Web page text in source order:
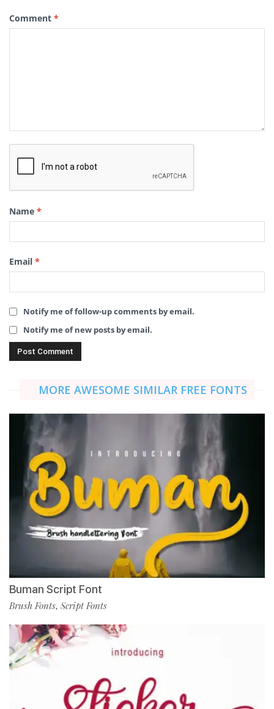
Comment *
Name *
Email *
Notify me of follow-up comments by email.
Notify me of new posts by email.
MORE AWESOME SIMILAR FREE FONTS
Buman Script Font
Brush Fonts, Script Fonts